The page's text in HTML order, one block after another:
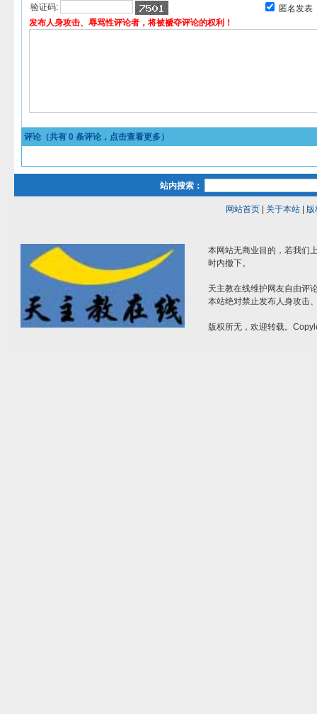
验证码:
匿名发表
发布人身攻击、辱骂性评论者，将被褫夺评论的权利！
评论（共有 0 条评论，点击查看更多）
站内搜索：
网站首页| 关于本站| 版
本网站无商业目的，若我们
时内撤下。
天主教在线维护网友自由评
本站绝对禁止发布人身攻击
版权所无，欢迎转载。